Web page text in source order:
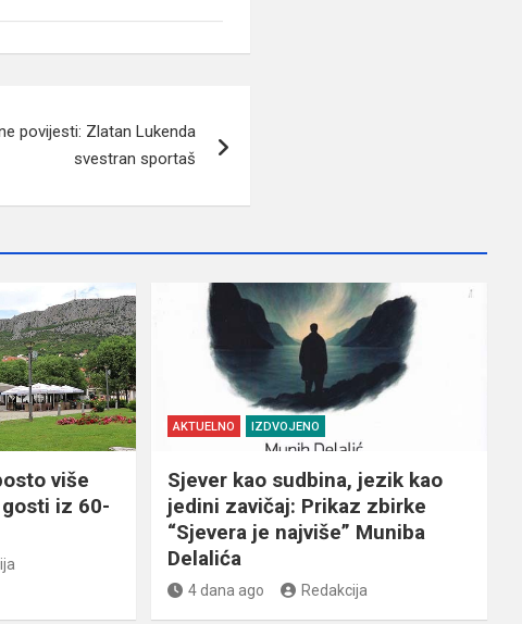
povijesti: Zlatan Lukenda
svestran sportaš
više
iz 60-
AKTUELNO IZDVOJENO
Sjever kao sudbina, jezik kao
jedini zavičaj: Prikaz zbirke
“Sjevera je najviše” Muniba
Delalića
4 dana ago Redakcija